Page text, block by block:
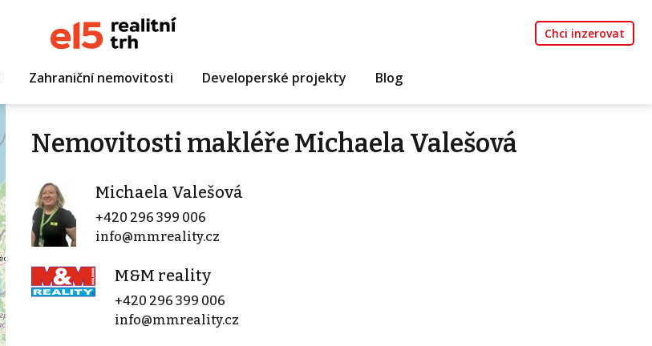
Chci inzerovat
Zahraniční nemovitosti Developerské projekty Blog
Nemovitosti makléře Michaela Valešová
Michaela Valešová
+420 296 399 006
info@mmreality.cz
M&M reality
+420 296 399 006
info@mmreality.cz